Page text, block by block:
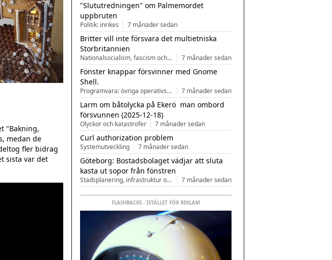
"Bakning,
medan de
fler bidrag
sista var det
"Slututredningen" om Palmemordet
uppbruten
Politik: inrikes 7 månader sedan
Britter vill inte försvara det multietniska
Storbritannien
Nationalsocialism, fascism och nationalism 7 månader sedan
Fönster knappar försvinner med Gnome
Shell.
Programvara: övriga operativsystem 7 månader sedan
Larm om båtolycka på Ekerö  man ombord
försvunnen (2025-12-18)
Olyckor och katastrofer 7 månader sedan
Curl authorization problem
Systemutveckling 7 månader sedan
Göteborg: Bostadsbolaget vädjar att sluta
kasta ut sopor från fönstren
Stadsplanering, infrastruktur och arkitektur 7 månader sedan
FLASHBACKS - ISTÄLLET FÖR REKLAM